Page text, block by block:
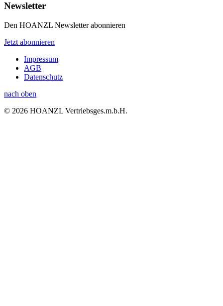
Newsletter
Den HOANZL Newsletter abonnieren
Jetzt abonnieren
Impressum
AGB
Datenschutz
nach oben
© 2026 HOANZL Vertriebsges.m.b.H.